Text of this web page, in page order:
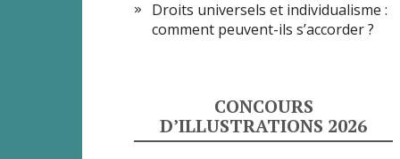
Droits universels et individualisme :
comment peuvent-ils s’accorder ?
CONCOURS
D’ILLUSTRATIONS 2026